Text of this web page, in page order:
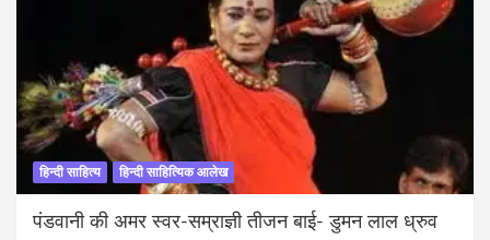
हिन्दी साहित्य हिन्दी साहित्यिक आलेख
पंडवानी की अमर स्वर-सम्राज्ञी तीजन बाई- डुमन लाल ध्रुव